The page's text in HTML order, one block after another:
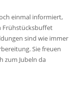
einmal informiert,
Frühstücksbuffet
sind wie immer
Sie freuen
zum Jubeln da